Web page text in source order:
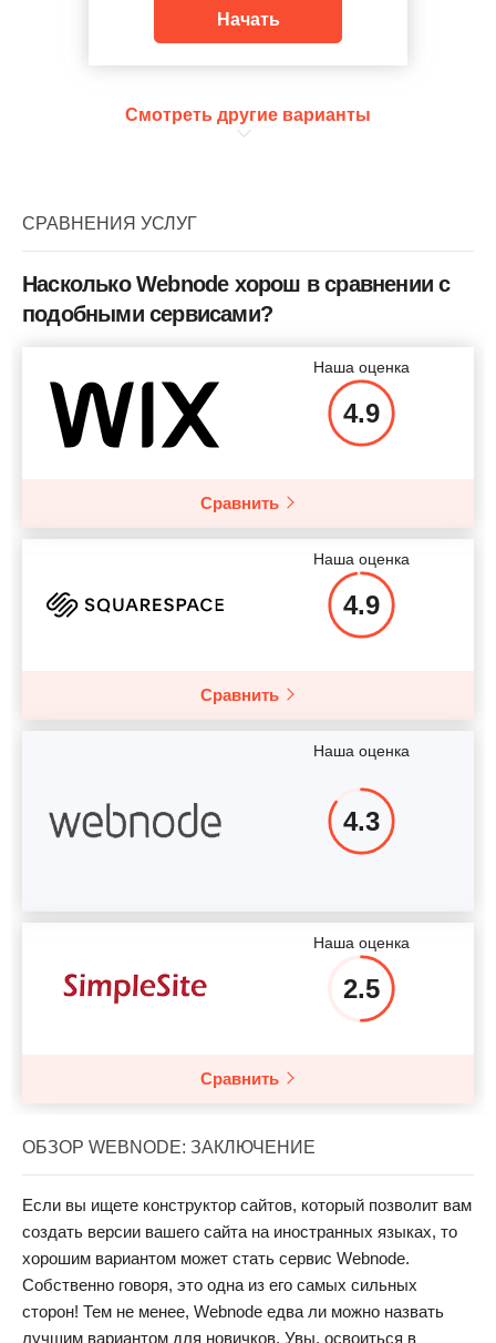
Начать
Смотреть другие варианты
СРАВНЕНИЯ УСЛУГ
Насколько Webnode хорош в сравнении с
подобными сервисами?
Наша оценка
4.9
Сравнить
Наша оценка
4.9
Сравнить
Наша оценка
4.3
Наша оценка
2.5
Сравнить
ОБЗОР WEBNODE: ЗАКЛЮЧЕНИЕ
Если вы ищете конструктор сайтов, который позволит вам
создать версии вашего сайта на иностранных языках, то
хорошим вариантом может стать сервис Webnode.
Собственно говоря, это одна из его самых сильных
сторон! Тем не менее, Webnode едва ли можно назвать
лучшим вариантом для новичков. Увы, освоиться в